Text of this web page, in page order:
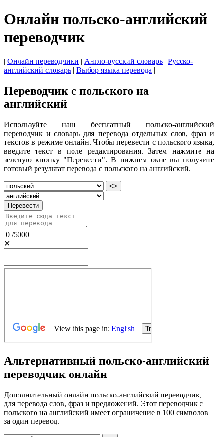
Онлайн польско-английский
переводчик
| Онлайн переводчики | Англо-русский словарь | Русско-
английский словарь | Выбор языка перевода |
Переводчик с польского на
английский
Используйте наш бесплатный польско-английский
переводчик и словарь для перевода отдельных слов, фраз и
текстов в режиме онлайн. Чтобы перевести с польского языка,
введите текст в поле редактирования. Затем нажмите на
зеленую кнопку "Перевести". В нижнем окне вы получите
готовый результат перевода с польского на английский.
<>
Перевести
0 /5000
✕
Альтернативный польско-английский
переводчик онлайн
Дополнительный онлайн польско-английский переводчик,
для перевода слов, фраз и предложений. Этот переводчик с
польского на английский имеет ограничение в 100 символов
за один перевод.